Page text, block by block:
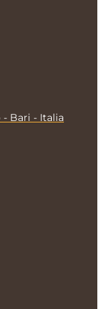
- Bari - Italia